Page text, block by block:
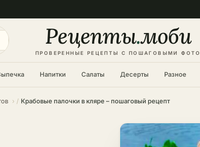
Рецепты.моби
ПРОВЕРЕННЫЕ РЕЦЕПТЫ С ПОШАГОВЫМИ ФОТО
Напитки Салаты Десерты Разное
Крабовые палочки в кляре – пошаговый рецепт